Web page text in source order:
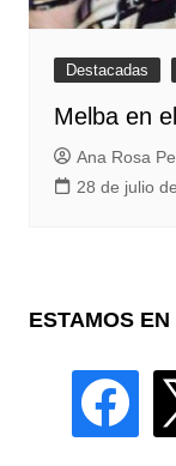
Destacadas
Melba en
Ana Rosa
28 de julio
ESTAMOS
facebook